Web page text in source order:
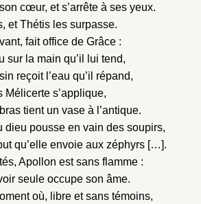
cœur, et s’arrête à ses yeux.
et Thétis les surpasse.
fait office de Grâce :
sur la main qu’il lui tend,
reçoit l’eau qu’il répand,
s’applique,
tient un vase à l’antique.
dieu pousse en vain des soupirs,
qu’elle envoie aux zéphyrs […].
Apollon est sans flamme :
seule occupe son âme.
où, libre et sans témoins,